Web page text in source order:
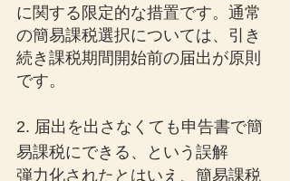
に関する限定的な措置です。通常
の簡易課税選択については、引き
続き課税期間開始前の届出が原則
です。
2. 届出を出さなくても申告書で簡
易課税にできる、という誤解
弾力化されたとはいえ、簡易課税